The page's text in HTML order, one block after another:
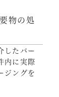
物の処
したバー
内に実際
ジングを